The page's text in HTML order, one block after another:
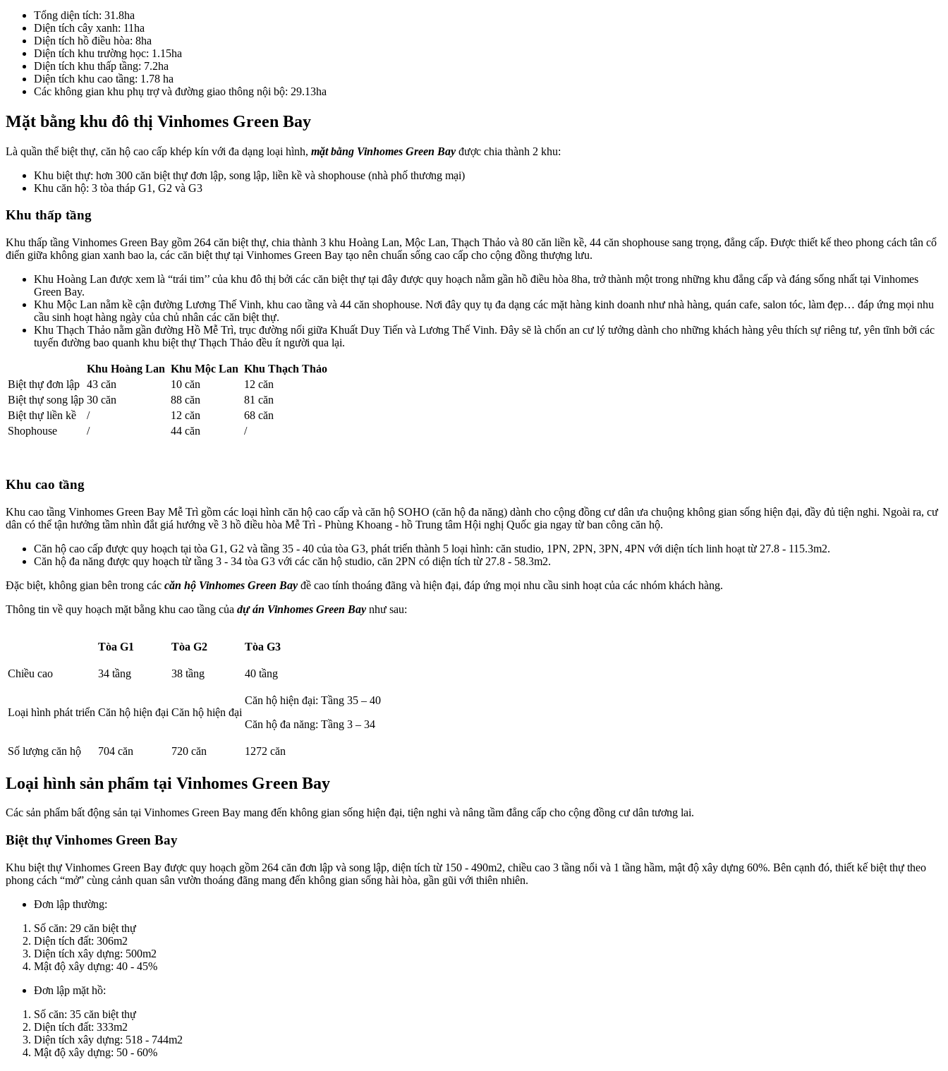
Tổng diện tích: 31.8ha
Diện tích cây xanh: 11ha
Diện tích hồ điều hòa: 8ha
Diện tích khu trường học: 1.15ha
Diện tích khu thấp tầng: 7.2ha
Diện tích khu cao tầng: 1.78 ha
Các không gian khu phụ trợ và đường giao thông nội bộ: 29.13ha
Mặt bằng khu đô thị Vinhomes Green Bay
Là quần thể biệt thự, căn hộ cao cấp khép kín với đa dạng loại hình, mặt bằng Vinhomes Green Bay được chia thành 2 khu:
Khu biệt thự: hơn 300 căn biệt thự đơn lập, song lập, liền kề và shophouse (nhà phố thương mại)
Khu căn hộ: 3 tòa tháp G1, G2 và G3
Khu thấp tầng
Khu thấp tầng Vinhomes Green Bay gồm 264 căn biệt thự, chia thành 3 khu Hoàng Lan, Mộc Lan, Thạch Thảo và 80 căn liền kề, 44 căn shophouse sang trọng, đẳng cấp. Được thiết kế theo phong cách tân cổ
điển giữa không gian xanh bao la, các căn biệt thự tại Vinhomes Green Bay tạo nên chuẩn sống cao cấp cho cộng đồng thượng lưu.
Khu Hoàng Lan được xem là “trái tim’’ của khu đô thị bởi các căn biệt thự tại đây được quy hoạch nằm gần hồ điều hòa 8ha, trở thành một trong những khu đẳng cấp và đáng sống nhất tại Vinhomes
Green Bay.
Khu Mộc Lan nằm kề cận đường Lương Thế Vinh, khu cao tầng và 44 căn shophouse. Nơi đây quy tụ đa dạng các mặt hàng kinh doanh như nhà hàng, quán cafe, salon tóc, làm đẹp… đáp ứng mọi nhu
cầu sinh hoạt hàng ngày của chủ nhân các căn biệt thự.
Khu Thạch Thảo nằm gần đường Hồ Mễ Trì, trục đường nối giữa Khuất Duy Tiến và Lương Thế Vinh. Đây sẽ là chốn an cư lý tưởng dành cho những khách hàng yêu thích sự riêng tư, yên tĩnh bởi các
tuyến đường bao quanh khu biệt thự Thạch Thảo đều ít người qua lại.
Khu Hoàng Lan Khu Mộc Lan Khu Thạch Thảo
Biệt thự đơn lập 43 căn 10 căn
12 căn
Biệt thự song lập 30 căn 88 căn
81 căn
Biệt thự liền kề
/ 12 căn
68 căn
Shophouse
/ 44 căn /
Khu cao tầng
Khu cao tầng Vinhomes Green Bay Mễ Trì gồm các loại hình căn hộ cao cấp và căn hộ SOHO (căn hộ đa năng) dành cho cộng đồng cư dân ưa chuộng không gian sống hiện đại, đầy đủ tiện nghi. Ngoài ra, cư
dân có thể tận hưởng tầm nhìn đắt giá hướng về 3 hồ điều hòa Mễ Trì - Phùng Khoang - hồ Trung tâm Hội nghị Quốc gia ngay từ ban công căn hộ.
Căn hộ cao cấp được quy hoạch tại tòa G1, G2 và tầng 35 - 40 của tòa G3, phát triển thành 5 loại hình: căn studio, 1PN, 2PN, 3PN, 4PN với diện tích linh hoạt từ 27.8 - 115.3m2.
Căn hộ đa năng được quy hoạch từ tầng 3 - 34 tòa G3 với các căn hộ studio, căn 2PN có diện tích từ 27.8 - 58.3m2.
Đặc biệt, không gian bên trong các căn hộ Vinhomes Green Bay đề cao tính thoáng đãng và hiện đại, đáp ứng mọi nhu cầu sinh hoạt của các nhóm khách hàng.
Thông tin về quy hoạch mặt bằng khu cao tầng của dự án Vinhomes Green Bay như sau:
Tòa G1 Tòa G2 Tòa G3
Chiều cao 34 tầng 38 tầng 40 tầng
Loại hình phát triển Căn hộ hiện đại Căn hộ hiện đại
Căn hộ hiện đại: Tầng 35 – 40
Căn hộ đa năng: Tầng 3 – 34
Số lượng căn hộ 704 căn 720 căn 1272 căn
Loại hình sản phẩm tại Vinhomes Green Bay
Các sản phẩm bất động sản tại Vinhomes Green Bay mang đến không gian sống hiện đại, tiện nghi và nâng tầm đẳng cấp cho cộng đồng cư dân tương lai.
Biệt thự Vinhomes Green Bay
Khu biệt thự Vinhomes Green Bay được quy hoạch gồm 264 căn đơn lập và song lập, diện tích từ 150 - 490m2, chiều cao 3 tầng nổi và 1 tầng hầm, mật độ xây dựng 60%. Bên cạnh đó, thiết kế biệt thự theo
phong cách “mở” cùng cảnh quan sân vườn thoáng đãng mang đến không gian sống hài hòa, gần gũi với thiên nhiên.
Đơn lập thường:
Số căn: 29 căn biệt thự
Diện tích đất: 306m2
Diện tích xây dựng: 500m2
Mật độ xây dựng: 40 - 45%
Đơn lập mặt hồ:
Số căn: 35 căn biệt thự
Diện tích đất: 333m2
Diện tích xây dựng: 518 - 744m2
Mật độ xây dựng: 50 - 60%